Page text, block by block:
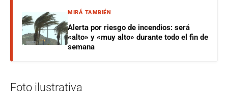
MIRÁ TAMBIÉN
Alerta por riesgo de incendios: será
«alto» y «muy alto» durante todo el fin de
semana
Foto ilustrativa